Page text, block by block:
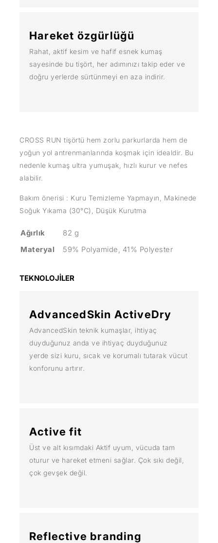
Hareket özgürlüğü
Rahat, aktif kesim ve hafif esnek kumaş
sayesinde bu tişört, her adımınızı takip eder ve
doğru yerlerde sürtünmeyi en aza indirir.
CROSS RUN tişörtü hem zorlu parkurlarda hem de
yoğun yol antrenmanlarında koşmak için idealdir. Bu
nedenle kumaş ultra yumuşak, hızlı kurur ve nefes
alabilir.
Bakım önerisi : Kuru Temizleme Yapmayın, Makinede
Soğuk Yıkama (30°C), Düşük Kurutma
Ağırlık
82 g
Materyal
59% Polyamide, 41% Polyester
TEKNOLOJİLER
AdvancedSkin ActiveDry
AdvancedSkin teknik kumaşlar, ihtiyaç
duyduğunuz anda ve ihtiyaç duyduğunuz
yerde sizi kuru, sıcak ve korumalı tutarak vücut
konforunu artırır.
Active fit
Üst ve alt kısımdaki Aktif uyum, vücuda tam
oturur ve hareket etmeni sağlar. Çok sıkı değil,
çok gevşek değil.
Reflective branding